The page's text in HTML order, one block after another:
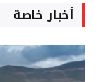
أخبار خاصة